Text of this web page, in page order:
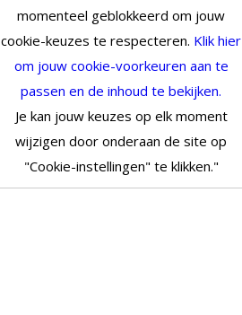
momenteel geblokkeerd om jouw
cookie-keuzes te respecteren. Klik hier
om jouw cookie-voorkeuren aan te
passen en de inhoud te bekijken.
Je kan jouw keuzes op elk moment
wijzigen door onderaan de site op
"Cookie-instellingen" te klikken."